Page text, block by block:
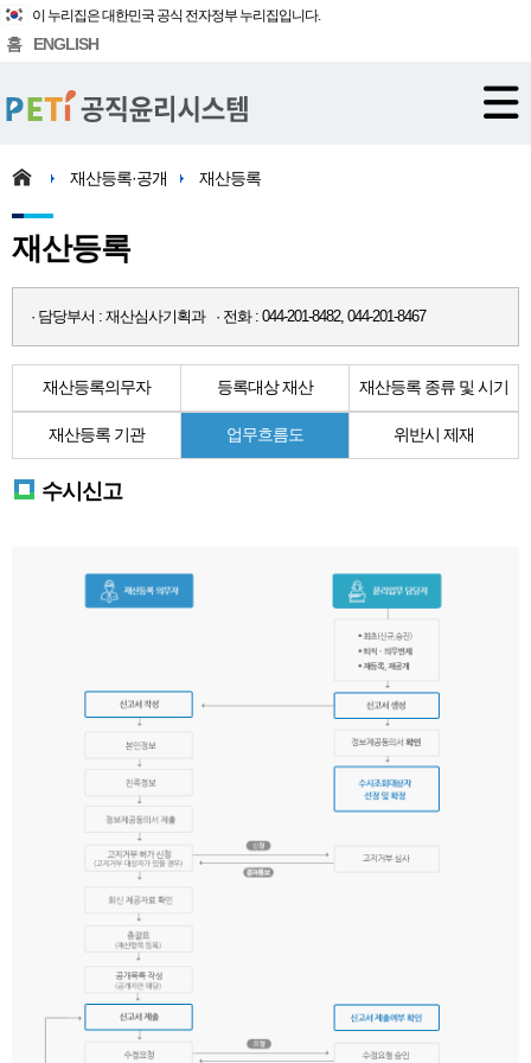
이 누리집은 대한민국 공식 전자정부 누리집입니다.
홈 ENGLISH
재산등록·공개 재산등록
재산등록
· 담당부서 : 재산심사기획과 · 전화 : 044-201-8482, 044-201-8467
재산등록의무자 등록대상 재산 재산등록 종류 및 시기
재산등록 기관 업무흐름도 위반시 제재
수시신고